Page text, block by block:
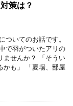
策は？
ついてのお話です。
で羽がついたアリの
ませんか？ 「そうい
かも」 「夏場、部屋